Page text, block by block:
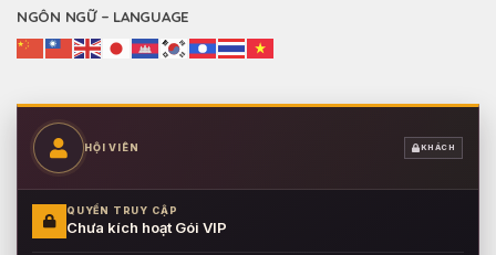
NGÔN NGỮ – LANGUAGE
HỘI VIÊN KHÁCH
QUYỀN TRUY CẬP
Chưa kích hoạt Gói VIP